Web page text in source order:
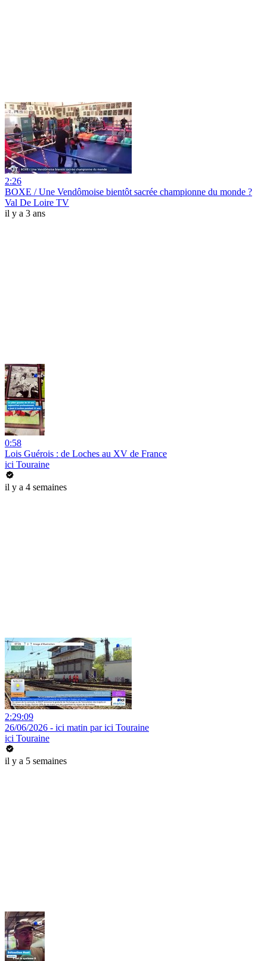
2:26
BOXE / Une Vendômoise bientôt sacrée championne du monde ?
Val De Loire TV
il y a 3 ans
0:58
Lois Guérois : de Loches au XV de France
ici Touraine
il y a 4 semaines
2:29:09
26/06/2026 - ici matin par ici Touraine
ici Touraine
il y a 5 semaines